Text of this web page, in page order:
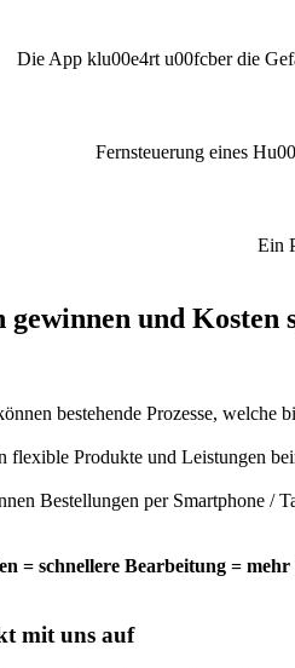
Die App klu00e4rt u00fcber die
Fernsteuerung eines
Ein
gewinnen und
bestehende Prozesse,
flexible Produkte und Leistungen
Bestellungen per Smartphone /
= schnellere Bearbeitung =
mit uns auf